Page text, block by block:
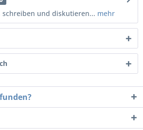
schreiben und diskutieren... mehr